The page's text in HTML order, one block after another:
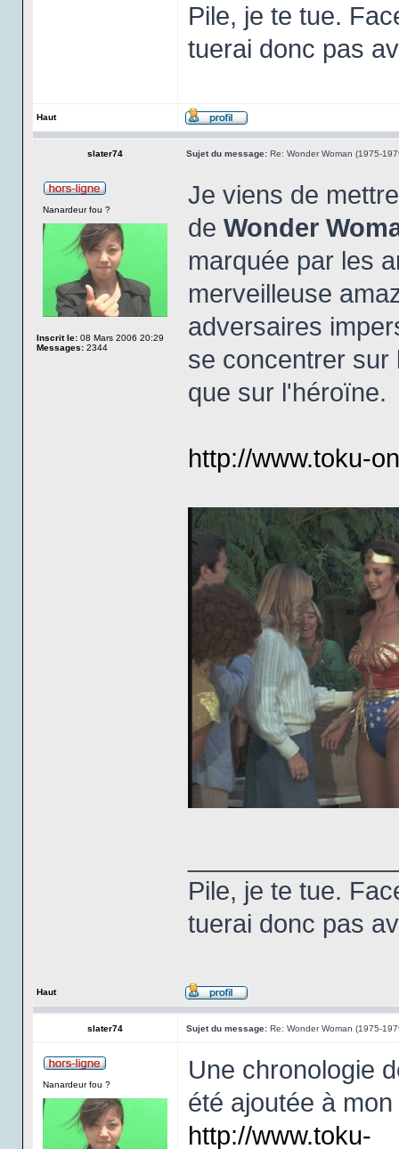
Pile, je te tue.
tuerai donc pas
Haut
slater74 Sujet du message: Re: Wonder Woman (1975-
Nanardeur fou ?
Inscrit le: 08 Mars 2006 20:29
Messages: 2344
Je viens de
de Wonder
marquée par les
merveilleuse
adversaires
se concentrer sur
que sur l'héroïne.
http://www.toku-
Pile, je te tue.
tuerai donc pas
Haut
slater74 Sujet du message: Re: Wonder Woman (1975-
Nanardeur fou ?
Une chronologie
été ajoutée à
http://www.toku-